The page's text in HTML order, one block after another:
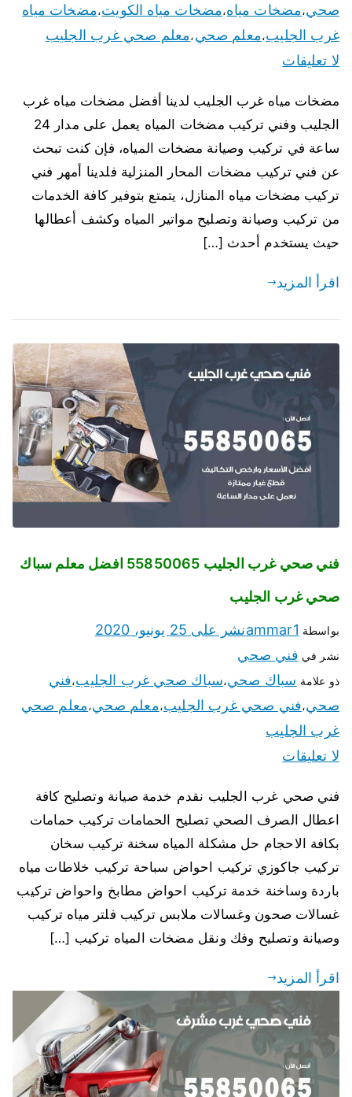
صحي،مضخات مياه،مضخات مياه الكويت،مضخات مياه
غرب الجليب،معلم صحي،معلم صحي غرب الجليب
لا تعليقات
مضخات مياه غرب الجليب لدينا أفضل مضخات مياه غرب
الجليب وفني تركيب مضخات المياه يعمل على مدار 24
ساعة في تركيب وصيانة مضخات المياه، فإن كنت تبحث
عن فني تركيب مضخات المحار المنزلية فلدينا أمهر فني
تركيب مضخات مياه المنازل، يتمتع بتوفير كافة الخدمات
من تركيب وصيانة وتصليح مواتير المياه وكشف أعطالها
حيث يستخدم أحدث […]
اقرأ المزيد
فني صحي غرب الجليب 55850065 افضل معلم سباك
صحي غرب الجليب
بواسطة ammar1نشر على 25 يونيو، 2020
نشر في فني صحي
ذو علامة سباك صحي،سباك صحي غرب الجليب،فني
صحي،فني صحي غرب الجليب،معلم صحي،معلم صحي
غرب الجليب
لا تعليقات
فني صحي غرب الجليب نقدم خدمة صيانة وتصليح كافة
اعطال الصرف الصحي تصليح الحمامات تركيب حمامات
بكافة الاحجام حل مشكلة المياه سخنة تركيب سخان
تركيب جاكوزي تركيب احواض سباحة تركيب خلاطات مياه
باردة وساخنة خدمة تركيب احواض مطابخ واحواض تركيب
غسالات صحون وغسالات ملابس تركيب فلتر مياه تركيب
وصيانة وتصليح وفك ونقل مضخات المياه تركيب […]
اقرأ المزيد